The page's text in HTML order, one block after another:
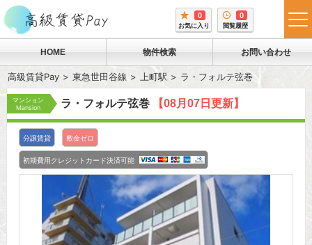
0
お気に入り
0
閲覧履歴
HOME 物件検索 お問い合わせ
高級賃貸Pay 東急世田谷線 上町駅 ラ・フォルテ弦巻
マンション
Mansion
ラ・フォルテ弦巻 【08月07日更新】
分譲賃貸 敷金ゼロ
初期費用クレジットカード決済可能